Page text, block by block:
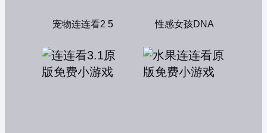
宠物连连看2 5 性感女孩DNA